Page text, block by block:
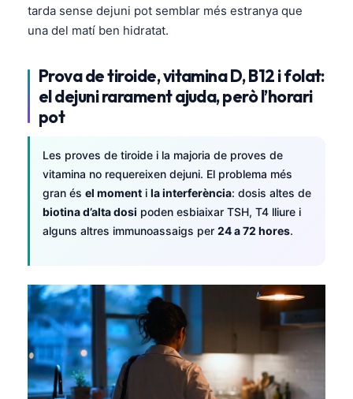
tarda sense dejuni pot semblar més estranya que
una del matí ben hidratat.
Prova de tiroide, vitamina D, B12 i folat:
el dejuni rarament ajuda, però l’horari
pot
Les proves de tiroide i la majoria de proves de
vitamina no requereixen dejuni. El problema més
gran és el moment i la interferència: dosis altes de
biotina d’alta dosi poden esbiaixar TSH, T4 lliure i
alguns altres immunoassaigs per 24 a 72 hores.
پښتو
سنڌي
සිංහල
অসমীয়া
Македонски јазик
Euskara
Gàidhlig
العربية المغربية
Afrikaans
Монгол
Basa Jawa